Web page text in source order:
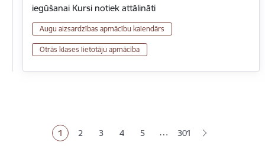
iegūšanai Kursi notiek attālināti
Augu aizsardzības apmācību kalendārs
Otrās klases lietotāju apmācība
Pašreizējā lapa
1 Lapa
2 Lapa
3 Lapa
4 Lapa
5 … 301